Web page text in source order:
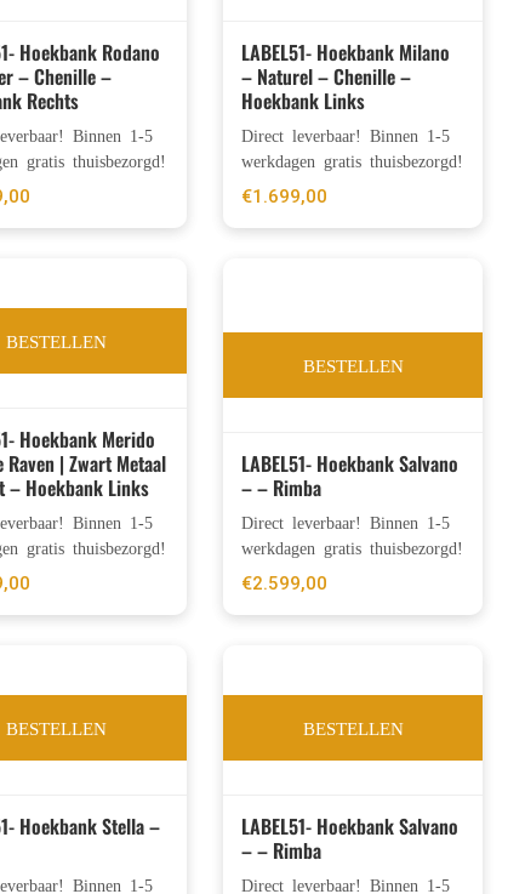
Hoekbank Rodano
– Chenille –
Rechts
Binnen 1-5
gratis thuisbezorgd!
LABEL51- Hoekbank Milano
– Naturel – Chenille –
Hoekbank Links
Direct leverbaar! Binnen 1-5
werkdagen gratis thuisbezorgd!
€1.699,00
BESTELLEN
Hoekbank Merido
Raven | Zwart Metaal
– Hoekbank Links
Binnen 1-5
gratis thuisbezorgd!
BESTELLEN
LABEL51- Hoekbank Salvano
– – Rimba
Direct leverbaar! Binnen 1-5
werkdagen gratis thuisbezorgd!
€2.599,00
BESTELLEN
Hoekbank Stella –
Binnen 1-5
BESTELLEN
LABEL51- Hoekbank Salvano
– – Rimba
Direct leverbaar! Binnen 1-5